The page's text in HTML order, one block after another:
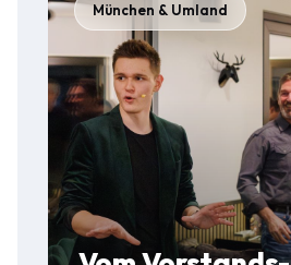
München & Umland